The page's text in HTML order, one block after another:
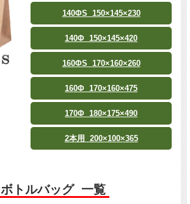
140ΦS 150×145×230
140Φ 150×145×420
160ΦS 170×160×260
160Φ 170×160×475
170Φ 180×175×490
2本用 200×100×365
ボトルバッグ 一覧